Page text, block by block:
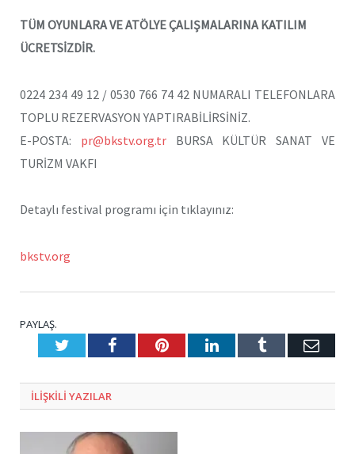
TÜM OYUNLARA VE ATÖLYE ÇALIŞMALARINA KATILIM
ÜCRETSİZDİR.
0224 234 49 12 / 0530 766 74 42 NUMARALI TELEFONLARA
TOPLU REZERVASYON YAPTIRABİLİRSİNİZ.
E-POSTA: pr@bkstv.org.trBURSA KÜLTÜR SANAT VE
TURİZM VAKFI
Detaylı festival programı için tıklayınız:
bkstv.org
PAYLAŞ.
TwitterFacebookPinterestLinkedInTumblr E-
ILIŞKILI YAZILAR